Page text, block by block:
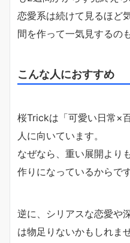
恋愛系は続けて見るほど
間を作って一気見するの
こんな人におすすめ
桜Trickは「可愛い日常×
人に向いています。
なぜなら、重い展開より
作りになっているからです
逆に、シリアスな恋愛や
は物足りないかもしれませ